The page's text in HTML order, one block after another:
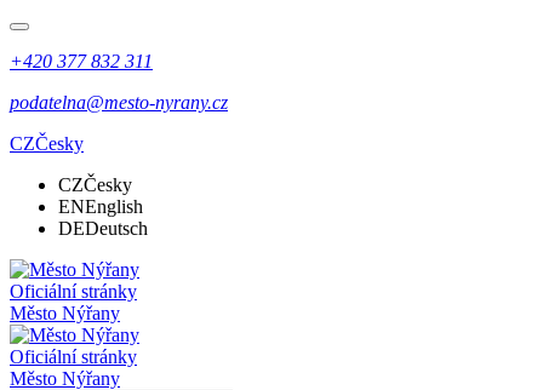
+420 377 832 311
podatelna@mesto-nyrany.cz
CZČesky
CZČesky
ENEnglish
DEDeutsch
Oficiální stránky
Město Nýřany
Oficiální stránky
Město Nýřany